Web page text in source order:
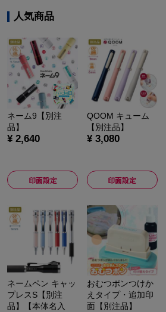
人気商品
ネーム9【別注
品】
¥ 2,640
印面設定
QOOM キューム
【別注品】
¥ 3,080
印面設定
ネームペン キャッ
プレスS【別注
品】【本体名入
おむつポンつけか
えタイプ・追加印
面【別注品】